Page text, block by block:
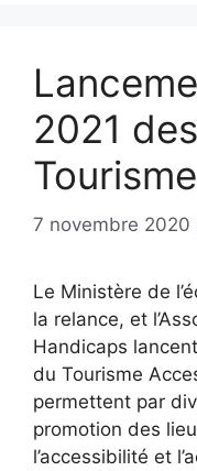
2021
7 novembre 2020
Le Ministère de
la relance, et
Handicaps
du Tourisme
permettent par
promotion des
l’accessibilité et